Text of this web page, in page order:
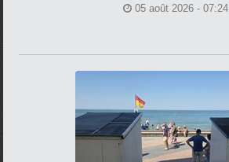
05 août 2026 - 07:24